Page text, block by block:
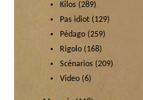
Kilos (289)
Pas idiot (129)
Pédago (259)
Rigolo (168)
Scénarios (209)
Video (6)